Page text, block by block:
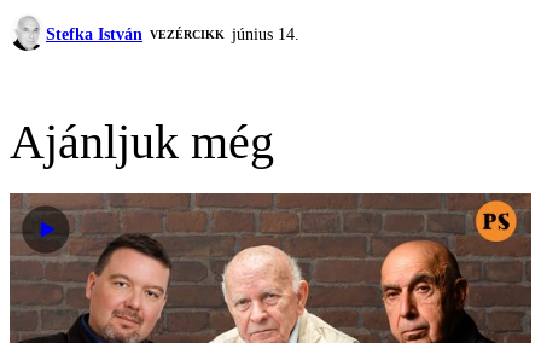
Stefka István VEZÉRCIKK június 14.
Ajánljuk még